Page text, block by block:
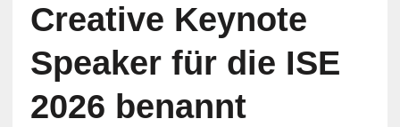
Creative Keynote
Speaker für die ISE
2026 benannt